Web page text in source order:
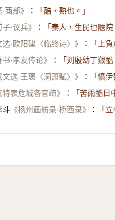
·酉部》 ： 「酷，熟也。」
子·议兵》 ： 「秦人，生民也陿
选·欧阳建〈临终诗〉》 ： 「上
书·孝友传论》 ： 「刘殷幼丁艱
文选·王褒〈洞箫赋〉》 ： 「憤
特表危城各官疏》 ： 「苦雨酷日
斗 《扬州画舫录·桥西录》 ： 「